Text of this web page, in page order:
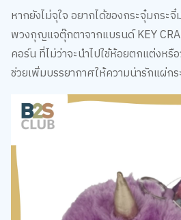
หากยังไม่จุใจ อยากได้ของกระจุ๋มกร
พวงกุญแจตุ๊กตาจากแบรนด์ KEY
คอร์น ที่ไม่ว่าจะนำไปใช้ห้อยตกแต่งหรื
ช่วยเพิ่มบรรยากาศให้ความน่ารักแผ่ก